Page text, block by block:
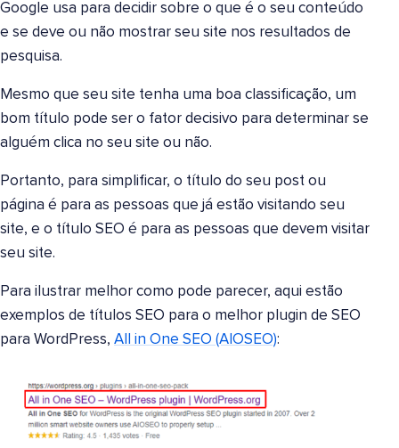
Google usa para decidir sobre o que é o seu conteúdo
e se deve ou não mostrar seu site nos resultados de
pesquisa.
Mesmo que seu site tenha uma boa classificação, um
bom título pode ser o fator decisivo para determinar se
alguém clica no seu site ou não.
Portanto, para simplificar, o título do seu post ou
página é para as pessoas que já estão visitando seu
site, e o título SEO é para as pessoas que devem visitar
seu site.
Para ilustrar melhor como pode parecer, aqui estão
exemplos de títulos SEO para o melhor plugin de SEO
para WordPress, All in One SEO (AIOSEO):